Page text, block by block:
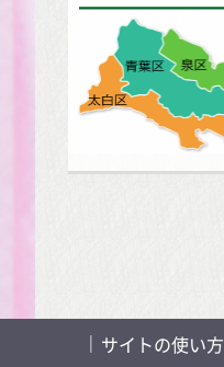
サイトの使い方